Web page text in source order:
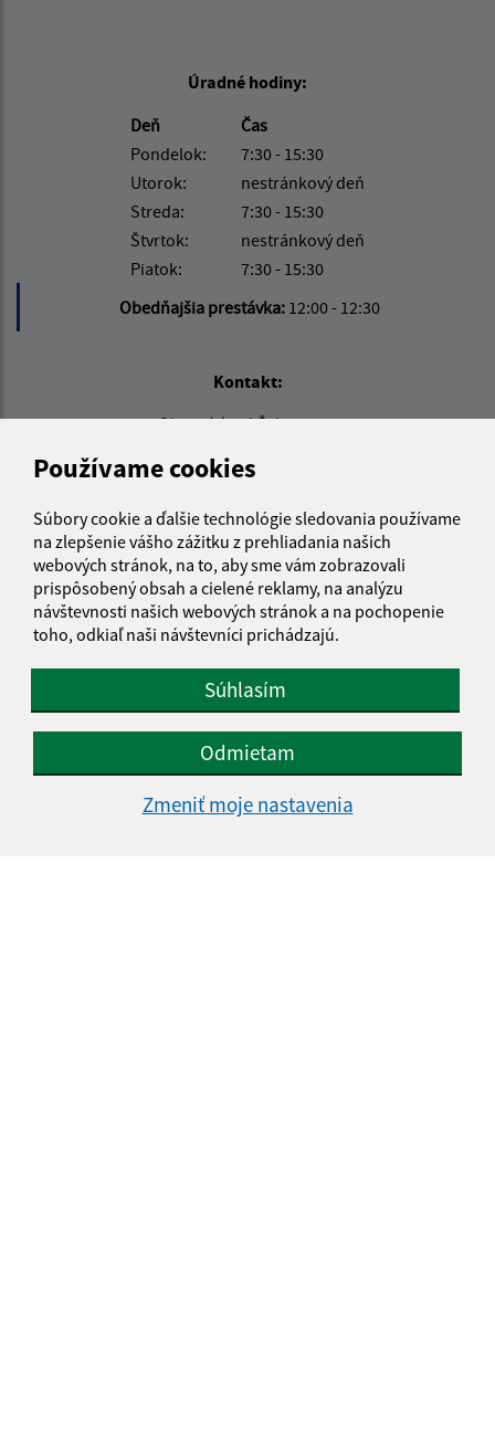
Používame cookies
Súbory cookie a ďalšie technológie sledovania používame
na zlepšenie vášho zážitku z prehliadania našich
webových stránok, na to, aby sme vám zobrazovali
prispôsobený obsah a cielené reklamy, na analýzu
návštevnosti našich webových stránok a na pochopenie
toho, odkiaľ naši návštevníci prichádzajú.
Súhlasím
Odmietam
Zmeniť moje nastavenia
Úradné hodiny:
Deň
Čas
Pondelok:
7:30 - 15:30
Utorok:
nestránkový deň
Streda:
7:30 - 15:30
Štvrtok:
nestránkový deň
Piatok:
7:30 - 15:30
Obedňajšia prestávka: 12:00 - 12:30
Kontakt:
Obecný úrad Čakanovce
985 58 Radzovce
obeccakanovce@obeccakanovce.sk
+421 47 44 91 280
IČO: 00316016